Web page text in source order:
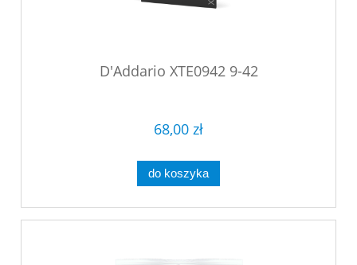
D'Addario XTE0942 9-42
68,00 zł
do koszyka